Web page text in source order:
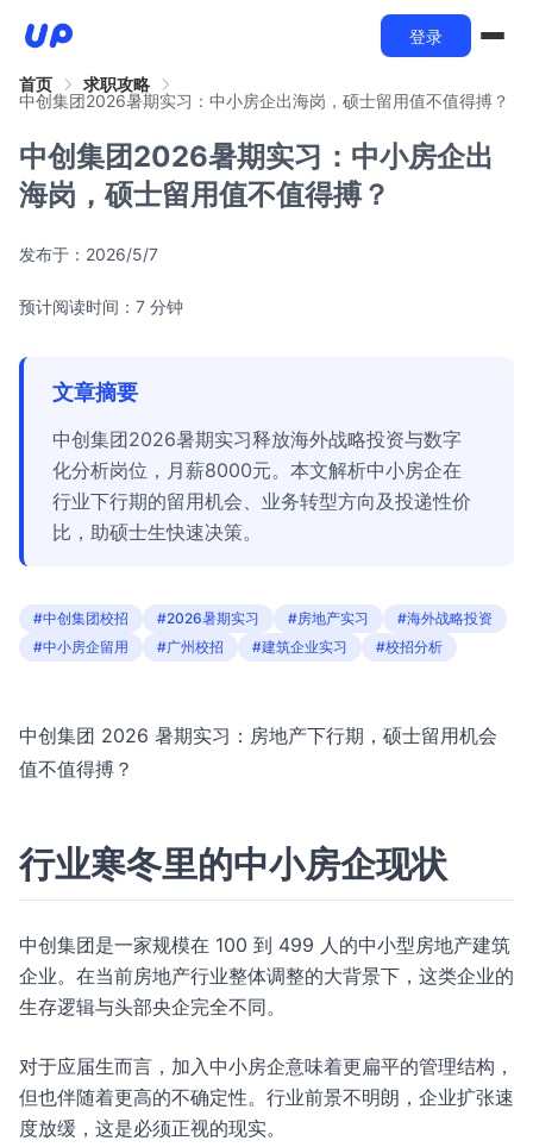
登录
首页
求职攻略
中创集团2026暑期实习：中小房企出海岗，硕士留用值不值得搏？
中创集团2026暑期实习：中小房企出
海岗，硕士留用值不值得搏？
发布于： 2026/5/7
预计阅读时间：7 分钟
文章摘要
中创集团2026暑期实习释放海外战略投资与数字
化分析岗位，月薪8000元。本文解析中小房企在
行业下行期的留用机会、业务转型方向及投递性价
比，助硕士生快速决策。
#中创集团校招 #2026暑期实习 #房地产实习
#海外战略投资
#中小房企留用
#广州校招 #建筑企业实习 #校招分析
中创集团 2026 暑期实习：房地产下行期，硕士留用机会
值不值得搏？
行业寒冬里的中小房企现状
中创集团是一家规模在 100 到 499 人的中小型房地产建筑
企业。在当前房地产行业整体调整的大背景下，这类企业的
生存逻辑与头部央企完全不同。
对于应届生而言，加入中小房企意味着更扁平的管理结构，
但也伴随着更高的不确定性。行业前景不明朗，企业扩张速
度放缓，这是必须正视的现实。